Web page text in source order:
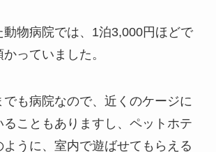
物病院では、1泊3,000円ほどで
っていました。
でも病院なので、近くのケージに
こともありますし、ペットホテ
うに、室内で遊ばせてもらえる